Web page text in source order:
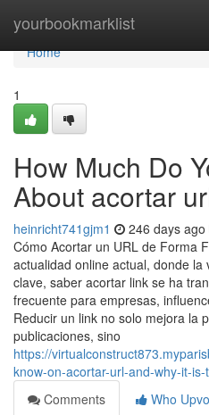
yourbookmarklist
Home
Home
1
How Much Do
About acortar
heinricht741gjm1 246 days ago
Cómo Acortar un URL de Forma
actualidad online actual, donde la
clave, saber acortar link se ha
frecuente para empresas,
Reducir un link no solo mejora la
publicaciones, sino
https://
know-on-acortar-url-and-why-it-is-
Comments
Who